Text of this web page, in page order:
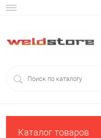
Каталог товаров